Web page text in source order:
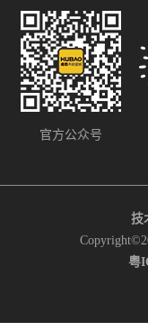
官方公众号
技
粤